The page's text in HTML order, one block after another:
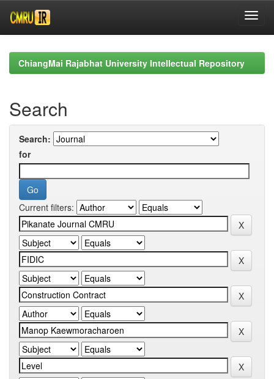
navigationChiangMai Rajabhat University Intellectual Repository
Search
Search:
for
Current filters: